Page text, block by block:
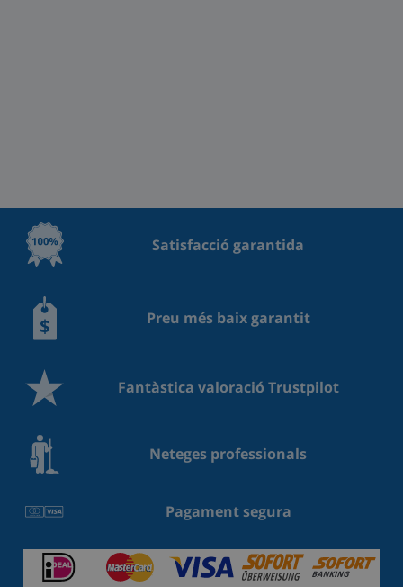
Satisfacció garantida
Preu més baix garantit
Fantàstica valoració Trustpilot
Neteges professionals
Pagament segura